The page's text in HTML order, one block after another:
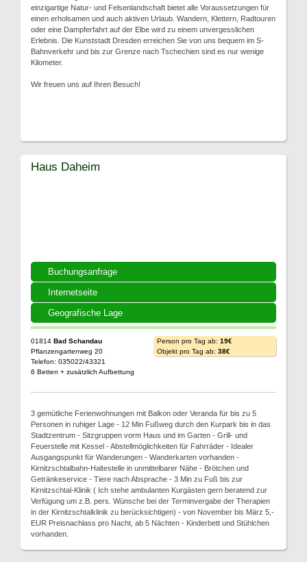
einzigartige Natur- und Felsenlandschaft bietet alle Voraussetzungen für
einen erholsamen und auch aktiven Urlaub. Wandern, Klettern, Radtouren
oder eine Dampferfahrt auf der Elbe wird zu einem unvergesslichen
Erlebnis. Die Kunststadt Dresden erreichen Sie von uns bequem im S-
Bahnverkehr und bis zur Grenze nach Tschechien sind es nur wenige
Kilometer.
Wir freuen uns auf Ihren Besuch!
Buchungsanfrage
Internetseite
Geografische Lage
Haus Daheim
01814 Bad Schandau
Pflanzengartenweg 20
Telefon: 035022/43321
6 Betten + zusätzlich Aufbettung
Person pro Tag ab: 19€
Objekt pro Tag ab: 38€
3 gemütliche Ferienwohnungen mit Balkon oder Veranda für bis zu 5
Personen in ruhiger Lage - 12 Min Fußweg durch den Kurpark bis in das
Stadtzentrum - Sitzgruppen vorm Haus und im Garten - Grill- und
Feuerstelle mit Kessel - Abstellmöglichkeiten für Fahrräder - Idealer
Ausgangspunkt für Wanderungen - Wanderkarten vorhanden -
Kirnitzschtalbahn-Haltestelle in unmittelbarer Nähe - Brötchen und
Getränkeservice - Tiere nach Absprache - 3 Min zu Fuß bis zur
Kirnitzschtal-Klinik ( Ich stehe ambulanten Kurgästen gern beratend zur
Verfügung um z.B. pers. Wünsche bei der Terminvergabe der Therapien
in der Kirnitzschtalklinik zu berücksichtigen) - von November bis März 5,-
EUR Preisnachlass pro Nacht, ab 5 Nächten - Kinderbett und Stühlchen
vorhanden.